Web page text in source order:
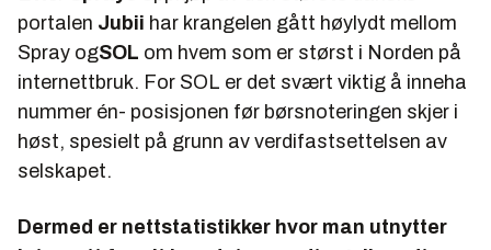
portalen Jubii har krangelen gått høylydt mellom
Spray ogSOL om hvem som er størst i Norden på
internettbruk. For SOL er det svært viktig å inneha
nummer én- posisjonen før børsnoteringen skjer i
høst, spesielt på grunn av verdifastsettelsen av
selskapet.
Dermed er nettstatistikker hvor man utnytter